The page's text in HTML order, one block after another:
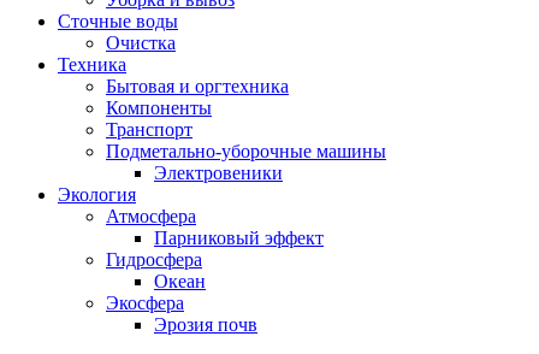
Сточные воды
Очистка
Техника
Бытовая и оргтехника
Компоненты
Транспорт
Подметально-уборочные машины
Электровеники
Экология
Атмосфера
Парниковый эффект
Гидросфера
Океан
Экосфера
Эрозия почв